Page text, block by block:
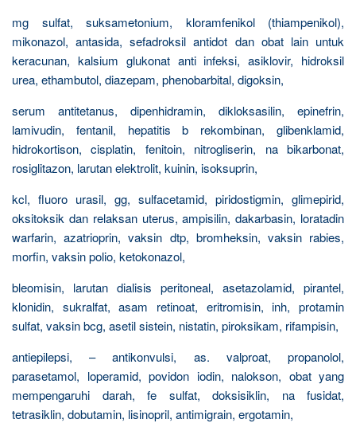
mg sulfat, suksametonium, kloramfenikol (thiampenikol),
mikonazol, antasida, sefadroksil antidot dan obat lain untuk
keracunan, kalsium glukonat anti infeksi, asiklovir, hidroksil
urea, ethambutol, diazepam, phenobarbital, digoksin,
serum antitetanus, dipenhidramin, dikloksasilin, epinefrin,
lamivudin, fentanil, hepatitis b rekombinan, glibenklamid,
hidrokortison, cisplatin, fenitoin, nitrogliserin, na bikarbonat,
rosiglitazon, larutan elektrolit, kuinin, isoksuprin,
kcl, fluoro urasil, gg, sulfacetamid, piridostigmin, glimepirid,
oksitoksik dan relaksan uterus, ampisilin, dakarbasin, loratadin
warfarin, azatrioprin, vaksin dtp, bromheksin, vaksin rabies,
morfin, vaksin polio, ketokonazol,
bleomisin, larutan dialisis peritoneal, asetazolamid, pirantel,
klonidin, sukralfat, asam retinoat, eritromisin, inh, protamin
sulfat, vaksin bcg, asetil sistein, nistatin, piroksikam, rifampisin,
antiepilepsi, – antikonvulsi, as. valproat, propanolol,
parasetamol, loperamid, povidon iodin, nalokson, obat yang
mempengaruhi darah, fe sulfat, doksisiklin, na fusidat,
tetrasiklin, dobutamin, lisinopril, antimigrain, ergotamin,